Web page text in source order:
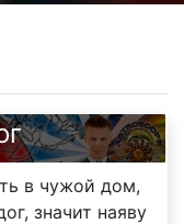
в чужой дом,
значит наяву